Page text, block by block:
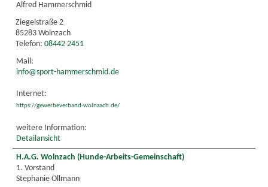
Alfred Hammerschmid
Ziegelstraße 2
85283 Wolnzach
Telefon: 08442 2451
Mail:
info@sport-hammerschmid.de
Internet:
https://gewerbeverband-wolnzach.de/
weitere Information:
Detailansicht
H.A.G. Wolnzach (Hunde-Arbeits-Gemeinschaft)
1. Vorstand
Stephanie Ollmann